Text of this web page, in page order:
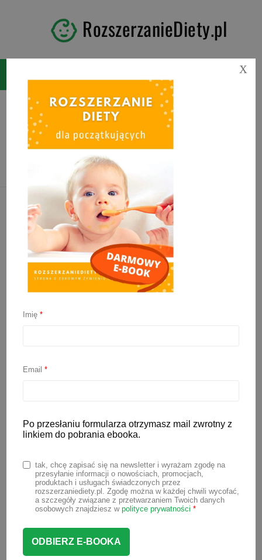
RozszerzanieDiety.pl
Tag:domowa nutella z
awokado
dzieci (z awokado i
4 sierpnia 2020
pyszny zdrowy krem czekoladowy, który
może jeść nawet niemowlak podczas
rozszerzania diety. Najlepiej będzie
kanapek i wszystkiego, co da się
posmarować.
Imię*
Email*
Po przesłaniu formularza otrzymasz mail zwrotny z
linkiem do pobrania ebooka.
tak, chcę zapisać się na newsletter i wyrażam zgodę na
przesyłanie informacji o nowościach, promocjach,
produktach i usługach świadczonych przez
rozszerzaniediety.pl. Zgodę można w każdej chwili wycofać,
a szczegóły związane z przetwarzaniem Twoich danych
osobowych znajdziesz w polityce prywatności *
X